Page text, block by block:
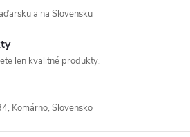
a na Slovensku
len kvalitné produkty.
Komárno, Slovensko